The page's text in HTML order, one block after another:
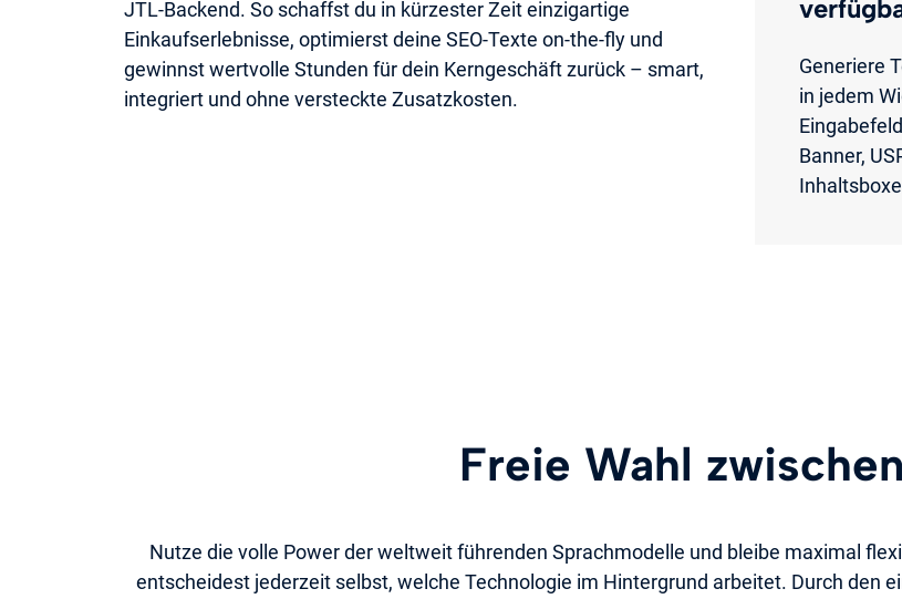
JTL-Backend. So schaffst du in kürzester Zeit einzigartige
Einkaufserlebnisse, optimierst deine SEO-Texte on-the-fly und
gewinnst wertvolle Stunden für dein Kerngeschäft zurück – smart,
integriert und ohne versteckte Zusatzkosten.
Generiere
in jedem
Banner,
Freie Wahl
Nutze die volle Power der weltweit führenden Sprachmodelle und bleibe maximal
entscheidest jederzeit selbst, welche Technologie im Hintergrund arbeitet. Durch den